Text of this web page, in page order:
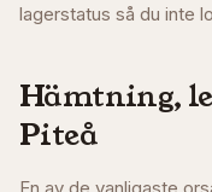
lagerstatus så du inte
Hämtning,
Piteå